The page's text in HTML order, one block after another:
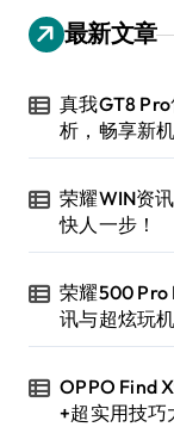
最新文章
真我GT8
析，畅享新
荣耀WIN资
快人一步！
荣耀500 Pro
讯与超炫玩
OPPO Find
+超实用技巧